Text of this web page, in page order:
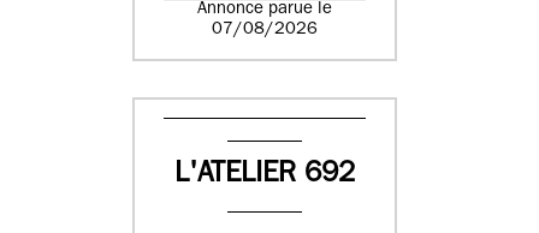
Annonce parue le
07/08/2026
L'ATELIER 692